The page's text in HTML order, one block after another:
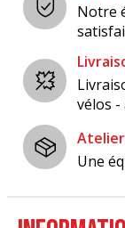
Notre
vélos
Une